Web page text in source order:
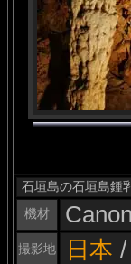
石垣島の石垣島鍾
機材
撮影地 日本 /